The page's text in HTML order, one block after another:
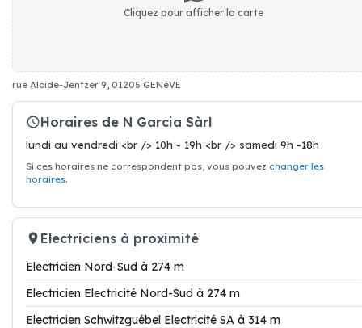
Cliquez pour afficher la carte
rue Alcide-Jentzer 9, 01205 GENèVE
Horaires de N Garcia Sàrl
lundi au vendredi <br /> 10h - 19h <br /> samedi 9h -18h
Si ces horaires ne correspondent pas, vous pouvez changer les
horaires.
Electriciens à proximité
Electricien Nord-Sud à 274 m
Electricien Electricité Nord-Sud à 274 m
Electricien Schwitzguébel Electricité SA à 314 m